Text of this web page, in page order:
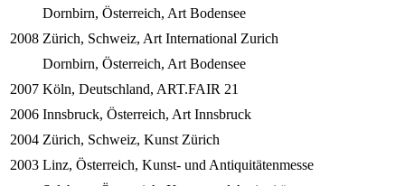
Dornbirn, Österreich, Art Bodensee
2008 Zürich, Schweiz, Art International Zurich
Dornbirn, Österreich, Art Bodensee
2007 Köln, Deutschland, ART.FAIR 21
2006 Innsbruck, Österreich, Art Innsbruck
2004 Zürich, Schweiz, Kunst Zürich
2003 Linz, Österreich, Kunst- und Antiquitätenmesse